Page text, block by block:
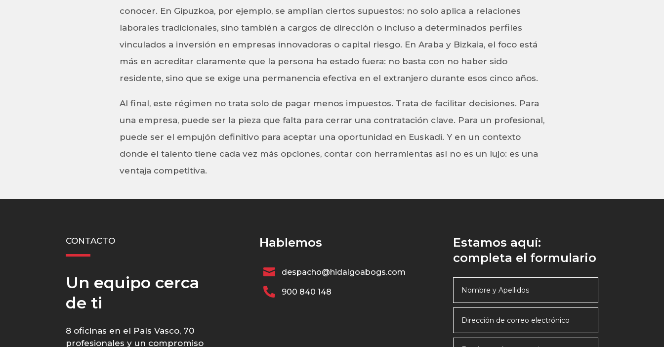
conocer. En Gipuzkoa, por ejemplo, se amplían ciertos supuestos: no solo aplica a relaciones
laborales tradicionales, sino también a cargos de dirección o incluso a determinados perfiles
vinculados a inversión en empresas innovadoras o capital riesgo. En Araba y Bizkaia, el foco está
más en acreditar claramente que la persona ha estado fuera: no basta con no haber sido
residente, sino que se exige una permanencia efectiva en el extranjero durante esos cinco años.
Al final, este régimen no trata solo de pagar menos impuestos. Trata de facilitar decisiones. Para
una empresa, puede ser la pieza que falta para cerrar una contratación clave. Para un profesional,
puede ser el empujón definitivo para aceptar una oportunidad en Euskadi. Y en un contexto
donde el talento tiene cada vez más opciones, contar con herramientas así no es un lujo: es una
ventaja competitiva.
CONTACTO
Un equipo cerca
de ti
8 oficinas en el País Vasco, 70
profesionales y un compromiso
Hablemos
 despacho@hidalgoabogs.com
 900 840 148
Estamos aquí:
completa el formulario